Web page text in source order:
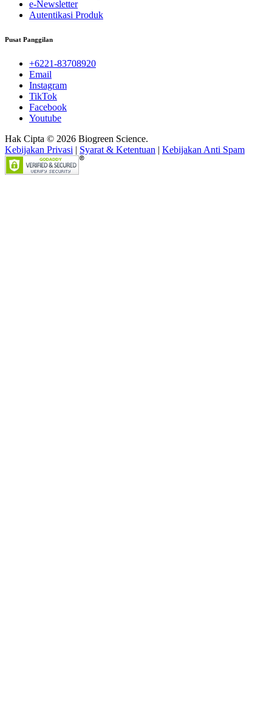
e-Newsletter
Autentikasi Produk
Pusat Panggilan
+6221-83708920
Email
Instagram
TikTok
Facebook
Youtube
Hak Cipta © 2026 Biogreen Science.
Kebijakan Privasi | Syarat & Ketentuan | Kebijakan Anti Spam